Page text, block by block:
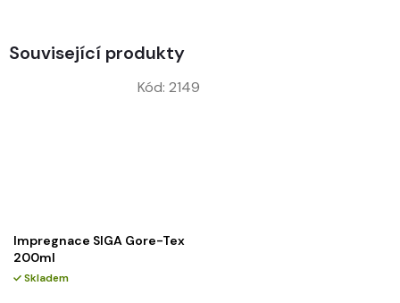
Související produkty
Impregnace SIGA Gore-Tex
200ml
Skladem
Kód: 2149